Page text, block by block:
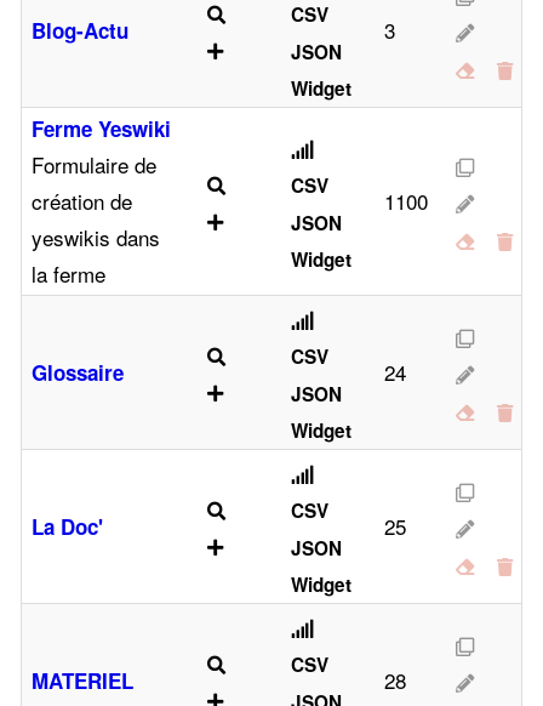
Blog-Actu
CSV
JSON
Widget
3
Ferme Yeswiki
Formulaire de
création de
yeswikis dans
la ferme
CSV
JSON
Widget
1100
Glossaire
CSV
JSON
Widget
24
La Doc'
CSV
JSON
Widget
25
MATERIEL
CSV
28